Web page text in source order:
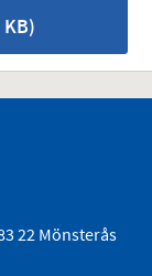
22 Mönsterås